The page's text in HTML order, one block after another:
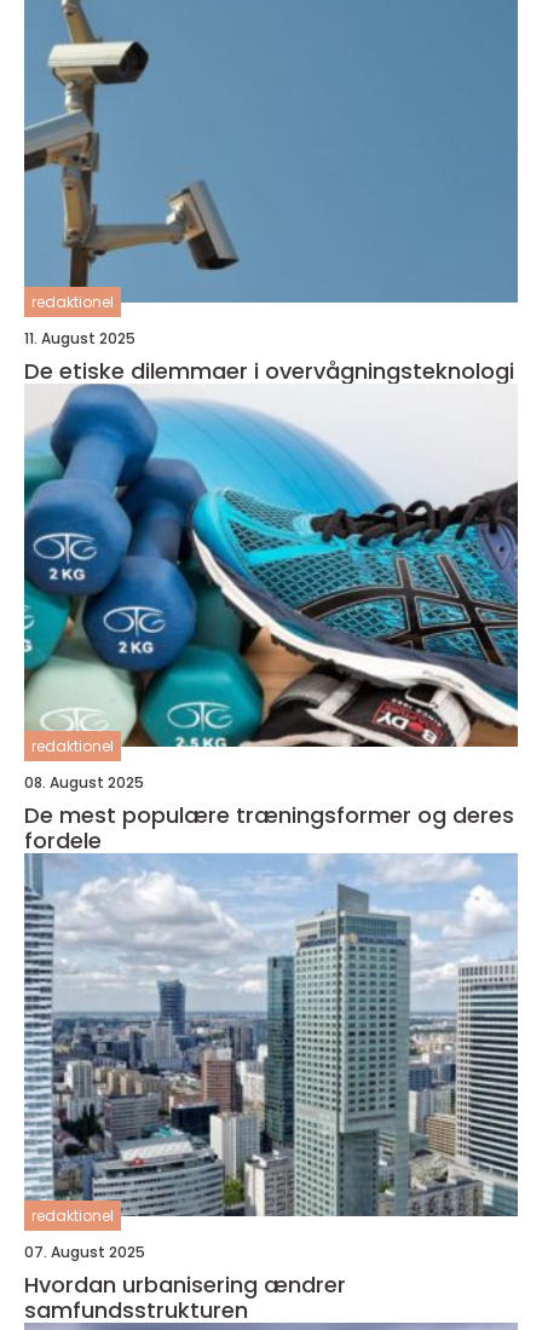
redaktionel
11. August 2025
De etiske dilemmaer i overvågningsteknologi
redaktionel
08. August 2025
De mest populære træningsformer og deres
fordele
redaktionel
07. August 2025
Hvordan urbanisering ændrer
samfundsstrukturen